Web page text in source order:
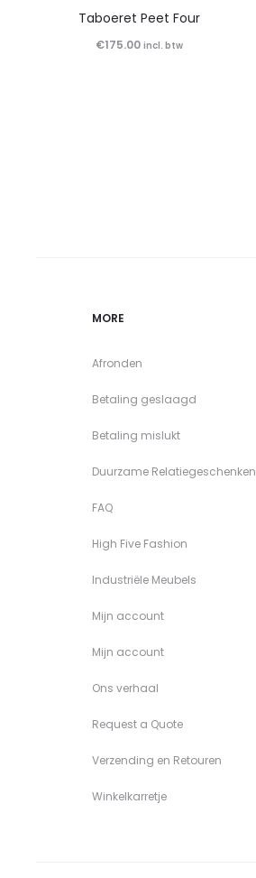
Taboeret Peet Four
€175.00 incl. btw
MORE
Afronden
Betaling geslaagd
Betaling mislukt
Duurzame Relatiegeschenken
FAQ
High Five Fashion
Industriële Meubels
Mijn account
Mijn account
Ons verhaal
Request a Quote
Verzending en Retouren
Winkelkarretje